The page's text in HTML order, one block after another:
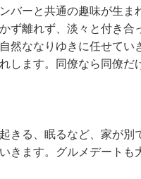
バーと共通の趣味が生ま
ず離れず、淡々と付き合
然ななりゆきに任せてい
します。同僚なら同僚だ
きる、眠るなど、家が別
きます。グルメデートも